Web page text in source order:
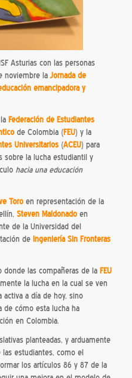
Asturias con las personas
noviembre la Jornada de
emancipadora y
Federación de Estudiantes
de Colombia (FEU) y la
Universitarios(ACEU) para
sobre la lucha estudiantil y
hacia una educación
Toroen representación de la
Steven Maldonado en
de la Universidad del
de Ingeniería Sin Fronteras
donde las compañeras de la FEU
la lucha en la cual se ven
a día de hoy, sino
de cómo esta lucha ha
en Colombia.
planteadas, y arduamente
estudiantes, como el
los artículos 86 y 87 de la